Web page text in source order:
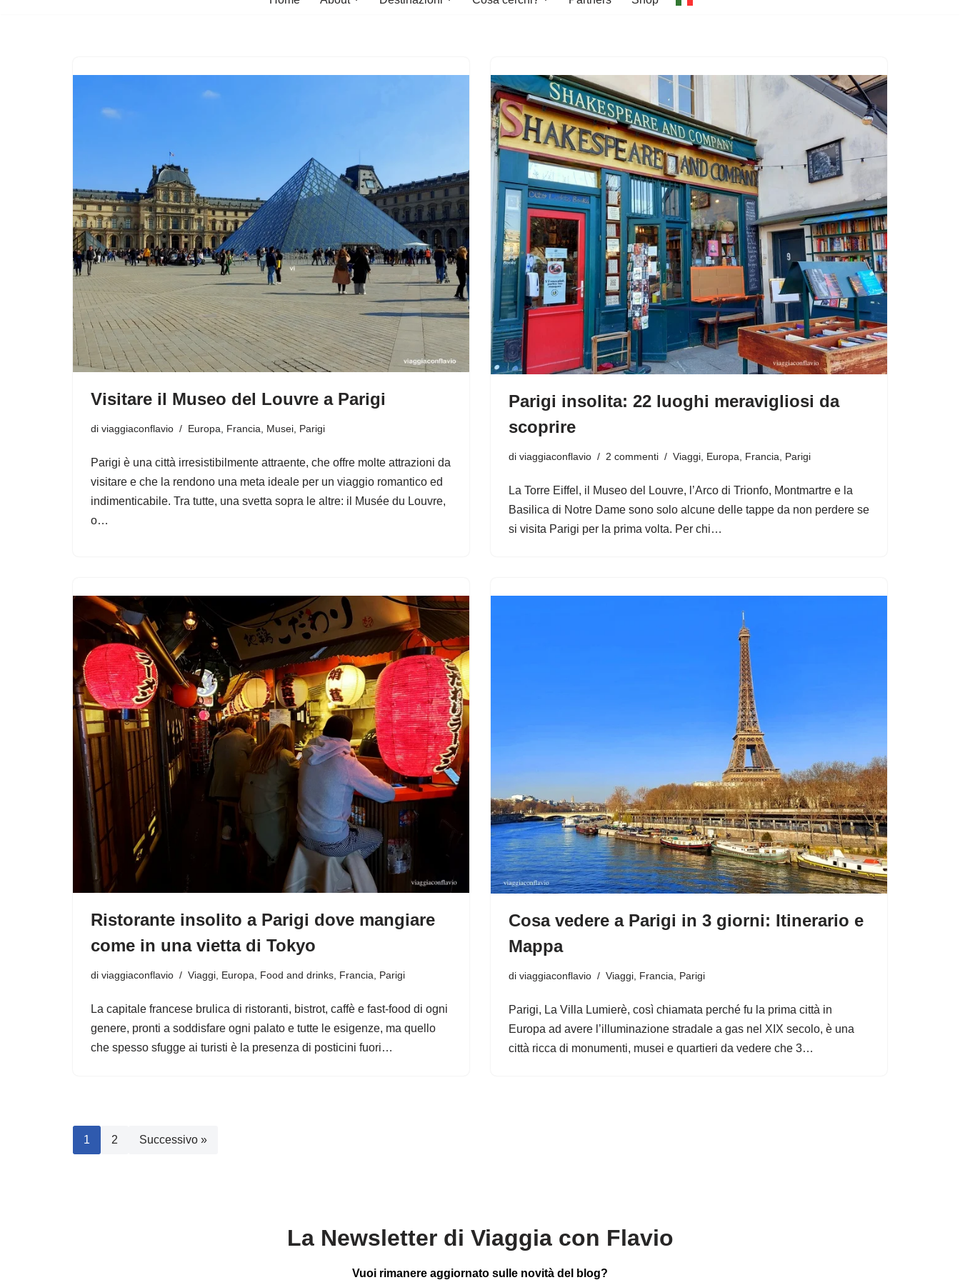
Visitare il Museo del Louvre a Parigi
di viaggiaconflavio Europa, Francia, Musei, Parigi
Parigi è una città irresistibilmente attraente, che offre molte attrazioni da
visitare e che la rendono una meta ideale per un viaggio romantico ed
indimenticabile. Tra tutte, una svetta sopra le altre: il Musée du Louvre,
o…
Parigi insolita: 22 luoghi meravigliosi da
scoprire
di viaggiaconflavio 2 commenti Viaggi Europa Francia Parigi
La Torre Eiffel, il Museo del Louvre, l’Arco di Trionfo, Montmartre e la
Basilica di Notre Dame sono solo alcune delle tappe da non perdere se
si visita Parigi per la prima volta. Per chi…
Ristorante insolito a Parigi dove mangiare
come in una vietta di Tokyo
di viaggiaconflavio Viaggi Europa Food and drinks Francia Parigi
La capitale francese brulica di ristoranti, bistrot, caffè e fast-food di ogni
genere, pronti a soddisfare ogni palato e tutte le esigenze, ma quello
che spesso sfugge ai turisti è la presenza di posticini fuori…
Cosa vedere a Parigi in 3 giorni: Itinerario e
Mappa
di viaggiaconflavio Viaggi Francia Parigi
Parigi, La Villa Lumierè, così chiamata perché fu la prima città in
Europa ad avere l’illuminazione stradale a gas nel XIX secolo, è una
città ricca di monumenti, musei e quartieri da vedere che 3…
1 2 Successivo »
La Newsletter di Viaggia con Flavio
Vuoi rimanere aggiornato sulle novità del blog?